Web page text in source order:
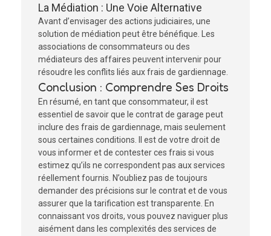
La Médiation : Une Voie Alternative
Avant d’envisager des actions judiciaires, une
solution de médiation peut être bénéfique. Les
associations de consommateurs ou des
médiateurs des affaires peuvent intervenir pour
résoudre les conflits liés aux frais de gardiennage.
Conclusion : Comprendre Ses Droits
En résumé, en tant que consommateur, il est
essentiel de savoir que le contrat de garage peut
inclure des frais de gardiennage, mais seulement
sous certaines conditions. Il est de votre droit de
vous informer et de contester ces frais si vous
estimez qu’ils ne correspondent pas aux services
réellement fournis. N’oubliez pas de toujours
demander des précisions sur le contrat et de vous
assurer que la tarification est transparente. En
connaissant vos droits, vous pouvez naviguer plus
aisément dans les complexités des services de